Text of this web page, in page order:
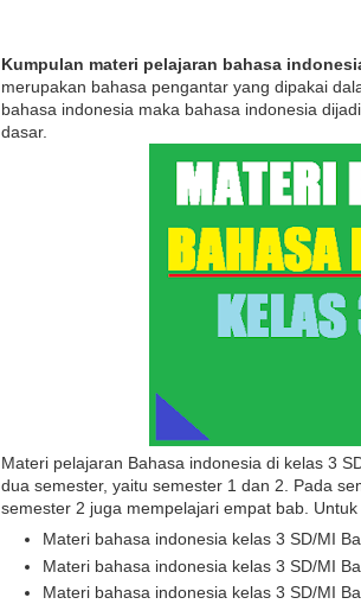
Kumpulan materi pelajaran bahasa
merupakan bahasa pengantar yang dipakai
bahasa indonesia maka bahasa indonesia
dasar.
Materi pelajaran Bahasa indonesia di kelas 3
dua semester, yaitu semester 1 dan 2. Pada
semester 2 juga mempelajari empat bab.
Materi bahasa indonesia kelas 3 SD/MI
Materi bahasa indonesia kelas 3 SD/MI
Materi bahasa indonesia kelas 3 SD/MI